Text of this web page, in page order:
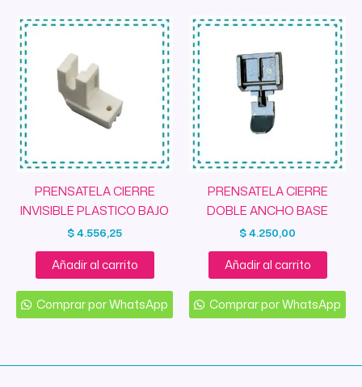
PRENSATELA CIERRE
INVISIBLE PLASTICO BAJO
$4.556,25
Añadir al carrito
Comprar por WhatsApp
PRENSATELA CIERRE
DOBLE ANCHO BASE
$4.250,00
Añadir al carrito
Comprar por WhatsApp